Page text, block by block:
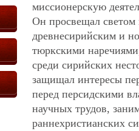
миссионерскую
Он просвещал светом
древнесирийским и
тюркскими
среди сирийских
защищал интересы
перед персидскими
научных трудов,
раннехристианских